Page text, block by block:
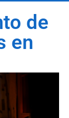
de
en